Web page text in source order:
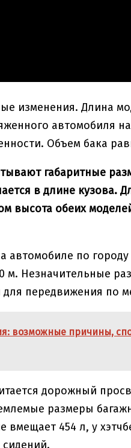
изменения. Длина
автомобиля
Объем бака
габаритные
в длине кузова.
высота обеих
автомобиле по
м. Незначительные
передвижения по
возможные причины,
дорожный
размеры
вмещает 454 л, у